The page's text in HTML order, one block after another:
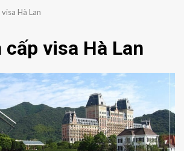
Hà Lan
visa Hà Lan